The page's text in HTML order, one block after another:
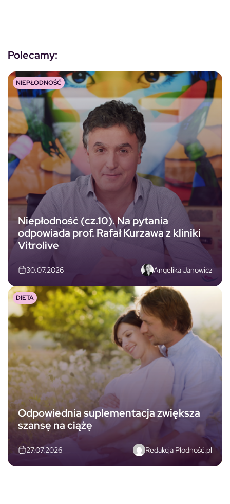
Polecamy:
Niepłodność (cz.10). Na pytania
odpowiada prof. Rafał Kurzawa z kliniki
Vitrolive
30.07.2026 Angelika Janowicz
NIEPŁODNOŚĆ
Odpowiednia suplementacja zwiększa
szansę na ciążę
27.07.2026 Redakcja Płodność.pl
DIETA